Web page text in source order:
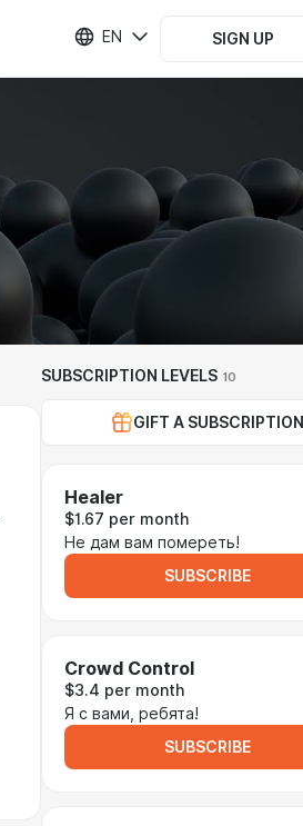
EN SIGN UP
SUBSCRIPTION LEVELS 10
GIFT A SUBSCRIPTION
Healer
$1.67 per month
Не дам вам помереть!
SUBSCRIBE
Crowd Control
$3.4 per month
Я с вами, ребята!
SUBSCRIBE